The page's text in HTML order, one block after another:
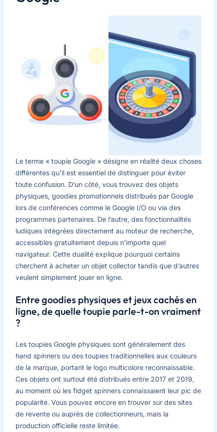
Le terme « toupie Google » désigne en réalité deux choses
différentes qu’il est essentiel de distinguer pour éviter
toute confusion. D’un côté, vous trouvez des objets
physiques, goodies promotionnels distribués par Google
lors de conférences comme le Google I/O ou via des
programmes partenaires. De l’autre, des fonctionnalités
ludiques intégrées directement au moteur de recherche,
accessibles gratuitement depuis n’importe quel
navigateur. Cette dualité explique pourquoi certains
cherchent à acheter un objet collector tandis que d’autres
veulent simplement jouer en ligne.
Entre goodies physiques et jeux cachés en
ligne, de quelle toupie parle-t-on vraiment
?
Les toupies Google physiques sont généralement des
hand spinners ou des toupies traditionnelles aux couleurs
de la marque, portant le logo multicolore reconnaissable.
Ces objets ont surtout été distribués entre 2017 et 2019,
au moment où les fidget spinners connaissaient leur pic de
popularité. Vous pouvez encore en trouver sur des sites
de revente ou auprès de collectionneurs, mais la
production officielle reste limitée.